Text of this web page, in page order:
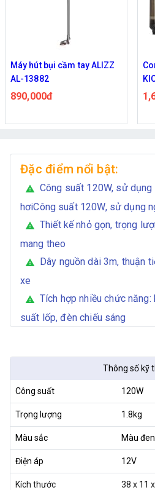
Máy hút bụi cầm tay ALIZZ
AL-13882
890,000đ
Đặc điểm nổi bật:
warning
Công suất 120W, sử
hơiCông suất 120W, sử dụng
warning
Thiết kế nhỏ gọn, trọng
mang theo
warning
Dây nguồn dài 3m, thuận
xe
warning
Tích hợp nhiều chức
suất lốp, đèn chiếu sáng
Thông số kỹ
Công suất 120W
Trọng lượng 1.8kg
Màu sắc Màu đen
Điện áp 12V
Kích thước 38 x 11